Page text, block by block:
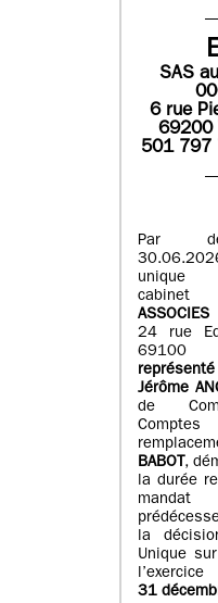
SAS
0
6 rue
69200
501 797
Par
cabinet
ASSOCIES
24 rue
69100
r
Jérôme
de
BABOT ,
la durée
la
Unique
31